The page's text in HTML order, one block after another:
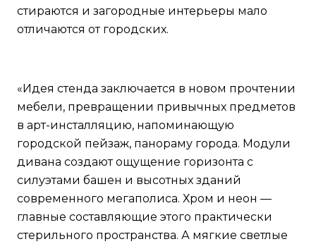
стираются и загородные интерьеры мало
отличаются от городских.
«Идея стенда заключается в новом прочтении
мебели, превращении привычных предметов
в арт-инсталляцию, напоминающую
городской пейзаж, панораму города. Модули
дивана создают ощущение горизонта с
силуэтами башен и высотных зданий
современного мегаполиса. Хром и неон —
главные составляющие этого практически
стерильного пространства. А мягкие светлые